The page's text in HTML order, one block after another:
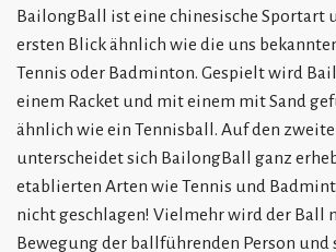
BailongBall ist eine chinesische Sportart
ersten Blick ähnlich wie die uns
Tennis oder Badminton. Gespielt wird
einem Racket und mit einem mit Sand
ähnlich wie ein Tennisball. Auf den
unterscheidet sich BailongBall ganz
etablierten Arten wie Tennis und
nicht geschlagen! Vielmehr wird der Ball
Bewegung der ballführenden Person